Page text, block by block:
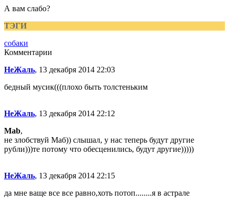
А вам слабо?
ТЭГИ
собаки
Комментарии
НеЖаль, 13 декабря 2014 22:03
бедный мусик(((плохо быть толстеньким
НеЖаль, 13 декабря 2014 22:12
Mab,
не злобствуй Маб)) слышал, у нас теперь будут другие
рубли)))те потому что обесценились, будут другие)))))
НеЖаль, 13 декабря 2014 22:15
да мне ваще все все равно,хоть потоп........я в астрале